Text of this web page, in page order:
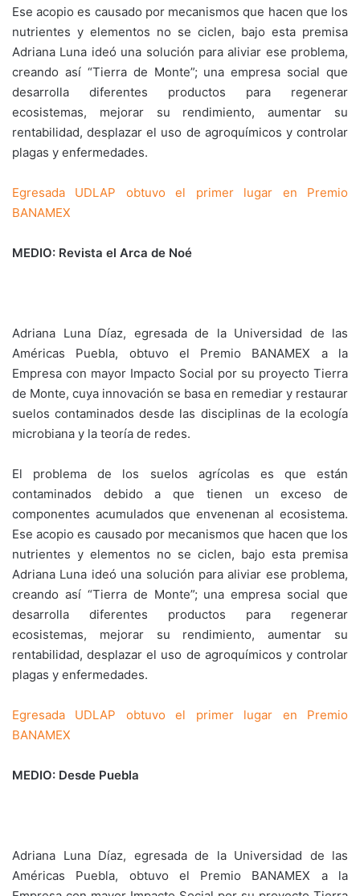
Ese acopio es causado por mecanismos que hacen que los
nutrientes y elementos no se ciclen, bajo esta premisa
Adriana Luna ideó una solución para aliviar ese problema,
creando así “Tierra de Monte”; una empresa social que
desarrolla diferentes productos para regenerar
ecosistemas, mejorar su rendimiento, aumentar su
rentabilidad, desplazar el uso de agroquímicos y controlar
plagas y enfermedades.
Egresada UDLAP obtuvo el primer lugar en Premio
BANAMEX
MEDIO: Revista el Arca de Noé
Adriana Luna Díaz, egresada de la Universidad de las
Américas Puebla, obtuvo el Premio BANAMEX a la
Empresa con mayor Impacto Social por su proyecto Tierra
de Monte, cuya innovación se basa en remediar y restaurar
suelos contaminados desde las disciplinas de la ecología
microbiana y la teoría de redes.
El problema de los suelos agrícolas es que están
contaminados debido a que tienen un exceso de
componentes acumulados que envenenan al ecosistema.
Ese acopio es causado por mecanismos que hacen que los
nutrientes y elementos no se ciclen, bajo esta premisa
Adriana Luna ideó una solución para aliviar ese problema,
creando así “Tierra de Monte”; una empresa social que
desarrolla diferentes productos para regenerar
ecosistemas, mejorar su rendimiento, aumentar su
rentabilidad, desplazar el uso de agroquímicos y controlar
plagas y enfermedades.
Egresada UDLAP obtuvo el primer lugar en Premio
BANAMEX
MEDIO: Desde Puebla
Adriana Luna Díaz, egresada de la Universidad de las
Américas Puebla, obtuvo el Premio BANAMEX a la